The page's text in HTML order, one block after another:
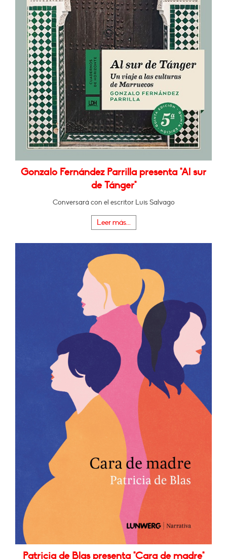
Gonzalo Fernández Parrilla presenta "Al sur
de Tánger"
Conversará con el escritor Luis Salvago
Leer más...
Patricia de Blas presenta "Cara de madre"